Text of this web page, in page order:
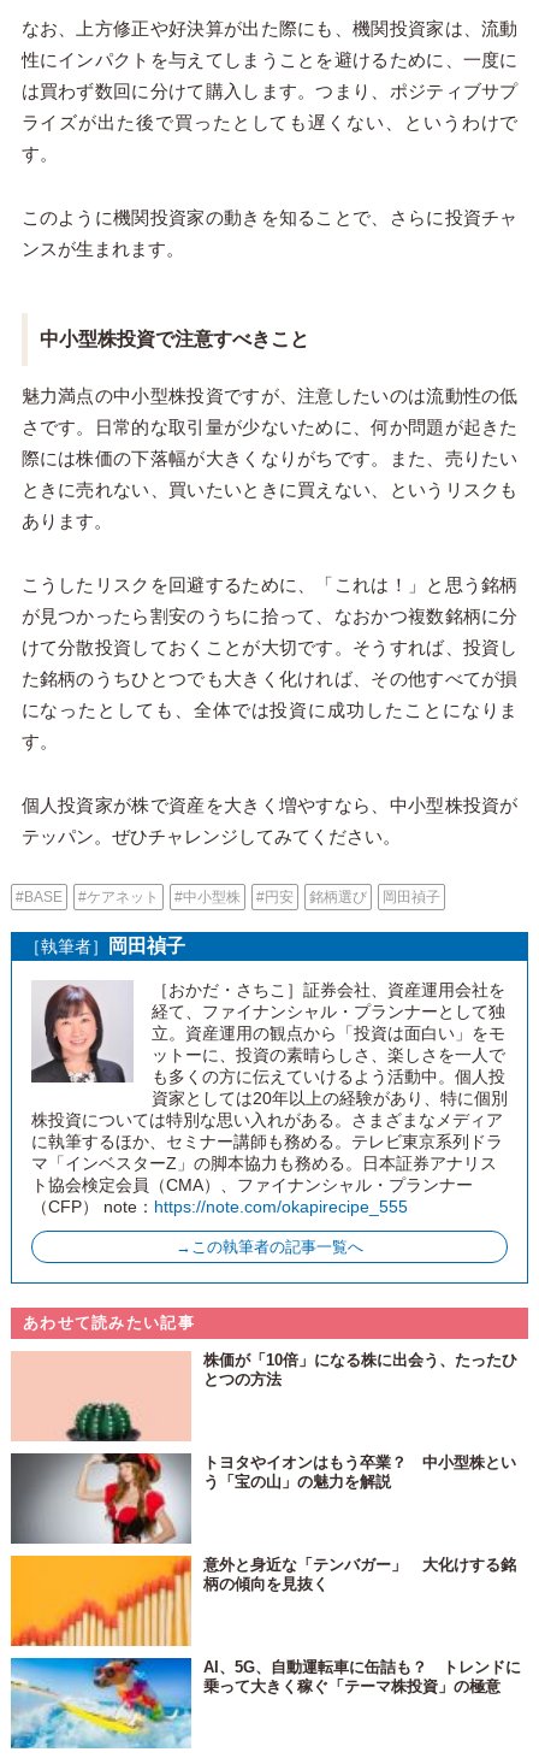
なお、上方修正や好決算が出た際にも、機関投資家は、流動
性にインパクトを与えてしまうことを避けるために、一度に
は買わず数回に分けて購入します。つまり、ポジティブサプ
ライズが出た後で買ったとしても遅くない、というわけで
す。
このように機関投資家の動きを知ることで、さらに投資チャ
ンスが生まれます。
中小型株投資で注意すべきこと
魅力満点の中小型株投資ですが、注意したいのは流動性の低
さです。日常的な取引量が少ないために、何か問題が起きた
際には株価の下落幅が大きくなりがちです。また、売りたい
ときに売れない、買いたいときに買えない、というリスクも
あります。
こうしたリスクを回避するために、「これは！」と思う銘柄
が見つかったら割安のうちに拾って、なおかつ複数銘柄に分
けて分散投資しておくことが大切です。そうすれば、投資し
た銘柄のうちひとつでも大きく化ければ、その他すべてが損
になったとしても、全体では投資に成功したことになりま
す。
個人投資家が株で資産を大きく増やすなら、中小型株投資が
テッパン。ぜひチャレンジしてみてください。
#BASE #ケアネット #中小型株 #円安 銘柄選び 岡田禎子
［執筆者］ 岡田禎子
［おかだ・さちこ］証券会社、資産運用会社を
経て、ファイナンシャル・プランナーとして独
立。資産運用の観点から「投資は面白い」をモ
ットーに、投資の素晴らしさ、楽しさを一人で
も多くの方に伝えていけるよう活動中。個人投
資家としては20年以上の経験があり、特に個別
株投資については特別な思い入れがある。さまざまなメディア
に執筆するほか、セミナー講師も務める。テレビ東京系列ドラ
マ「インベスターZ」の脚本協力も務める。日本証券アナリス
ト協会検定会員（CMA）、ファイナンシャル・プランナー
（CFP） note： https://note.com/okapirecipe_555
→この執筆者の記事一覧へ
あわせて読みたい記事
株価が「10倍」になる株に出会う、たったひ
とつの方法
トヨタやイオンはもう卒業？ 中小型株とい
う「宝の山」の魅力を解説
意外と身近な「テンバガー」 大化けする銘
柄の傾向を見抜く
AI、5G、自動運転車に缶詰も？ トレンドに
乗って大きく稼ぐ「テーマ株投資」の極意